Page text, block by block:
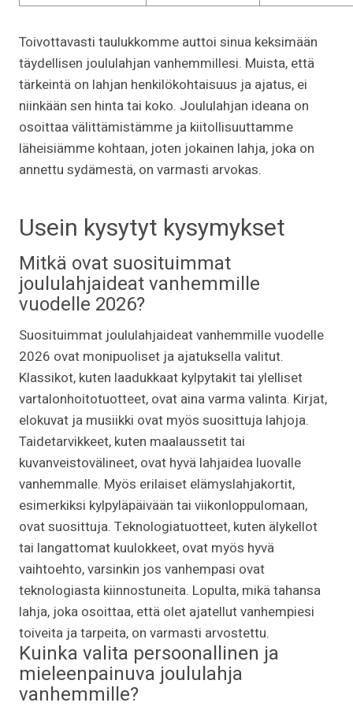
Toivottavasti taulukkomme auttoi sinua keksimään
täydellisen joululahjan vanhemmillesi. Muista, että
tärkeintä on lahjan henkilökohtaisuus ja ajatus, ei
niinkään sen hinta tai koko. Joululahjan ideana on
osoittaa välittämistämme ja kiitollisuuttamme
läheisiämme kohtaan, joten jokainen lahja, joka on
annettu sydämestä, on varmasti arvokas.
Usein kysytyt kysymykset
Mitkä ovat suosituimmat
joululahjaideat vanhemmille
vuodelle 2026?
Suosituimmat joululahjaideat vanhemmille vuodelle
2026 ovat monipuoliset ja ajatuksella valitut.
Klassikot, kuten laadukkaat kylpytakit tai ylelliset
vartalonhoitotuotteet, ovat aina varma valinta. Kirjat,
elokuvat ja musiikki ovat myös suosittuja lahjoja.
Taidetarvikkeet, kuten maalaussetit tai
kuvanveistovälineet, ovat hyvä lahjaidea luovalle
vanhemmalle. Myös erilaiset elämyslahjakortit,
esimerkiksi kylpyläpäivään tai viikonloppulomaan,
ovat suosittuja. Teknologiatuotteet, kuten älykellot
tai langattomat kuulokkeet, ovat myös hyvä
vaihtoehto, varsinkin jos vanhempasi ovat
teknologiasta kiinnostuneita. Lopulta, mikä tahansa
lahja, joka osoittaa, että olet ajatellut vanhempiesi
toiveita ja tarpeita, on varmasti arvostettu.
Kuinka valita persoonallinen ja
mieleenpainuva joululahja
vanhemmille?